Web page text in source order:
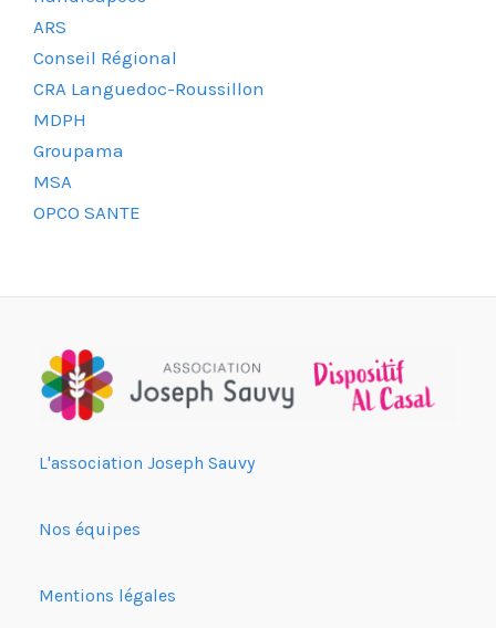
ARS
Conseil Régional
CRA Languedoc-Roussillon
MDPH
Groupama
MSA
OPCO SANTE
L'association Joseph Sauvy
Nos équipes
Mentions légales